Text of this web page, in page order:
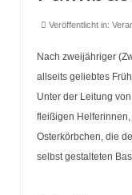
Veröffentlicht in:
Nach zweijähriger
allseits geliebtes
Unter der Leitung
fleißigen
Osterkörbchen, die
selbst gestalteten